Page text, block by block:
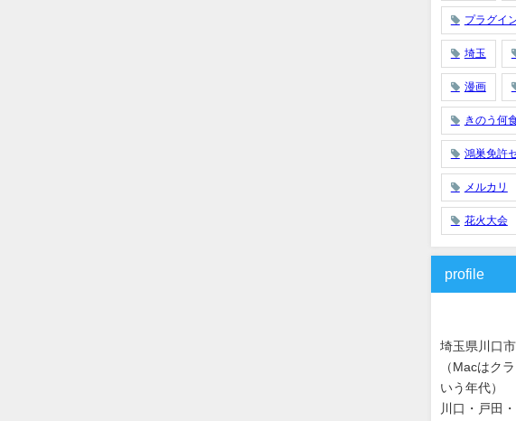
プラグイ
埼玉
漫画
きのう何
鴻巣免許
メルカリ
花火大会
profile
埼玉県川口
（Macはク
いう年代）
川口・戸田